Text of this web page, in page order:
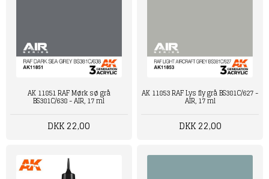
AK 11851 RAF Mørk sø grå
BS381C/638 - AIR, 17 ml
DKK 22,00
AK 11853 RAF Lys fly grå BS381C/627 -
AIR, 17 ml
DKK 22,00